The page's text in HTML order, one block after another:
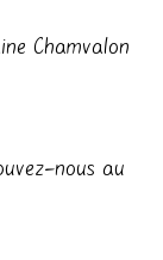
Chamvalon
nous au